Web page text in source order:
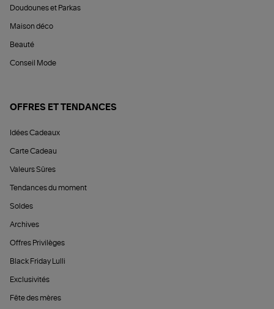
Doudounes et Parkas
Maison déco
Beauté
Conseil Mode
OFFRES ET TENDANCES
Idées Cadeaux
Carte Cadeau
Valeurs Sûres
Tendances du moment
Soldes
Archives
Offres Privilèges
Black Friday Lulli
Exclusivités
Fête des mères